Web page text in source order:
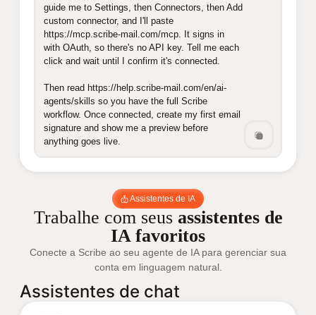
guide me to Settings, then Connectors, then Add
custom connector, and I'll paste
https://mcp.scribe-mail.com/mcp. It signs in
with OAuth, so there's no API key. Tell me each
click and wait until I confirm it's connected.
Then read https://help.scribe-mail.com/en/ai-
agents/skills so you have the full Scribe
workflow. Once connected, create my first email
signature and show me a preview before
anything goes live.
Assistentes de IA
Trabalhe com seus assistentes de
IA favoritos
Conecte a Scribe ao seu agente de IA para gerenciar sua
conta em linguagem natural.
Assistentes de chat